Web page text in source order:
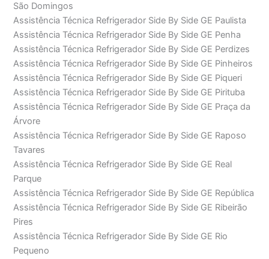
São Domingos
Assistência Técnica Refrigerador Side By Side GE Paulista
Assistência Técnica Refrigerador Side By Side GE Penha
Assistência Técnica Refrigerador Side By Side GE Perdizes
Assistência Técnica Refrigerador Side By Side GE Pinheiros
Assistência Técnica Refrigerador Side By Side GE Piqueri
Assistência Técnica Refrigerador Side By Side GE Pirituba
Assistência Técnica Refrigerador Side By Side GE Praça da
Árvore
Assistência Técnica Refrigerador Side By Side GE Raposo
Tavares
Assistência Técnica Refrigerador Side By Side GE Real
Parque
Assistência Técnica Refrigerador Side By Side GE República
Assistência Técnica Refrigerador Side By Side GE Ribeirão
Pires
Assistência Técnica Refrigerador Side By Side GE Rio
Pequeno